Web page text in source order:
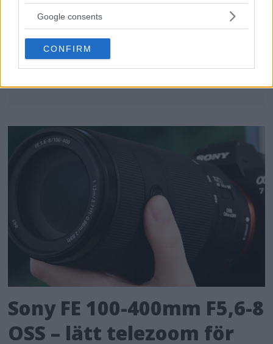
not limited to your visit or usage behaviour. You may click to
use your data for below specified purposes in below Google
consent section.
Google consents
CONFIRM
Sony RX10 V – ny
superzoom med 24–
600mm & AI-autofokus
Sony FE 100-400mm F5,6-8
OSS – lätt telezoom för